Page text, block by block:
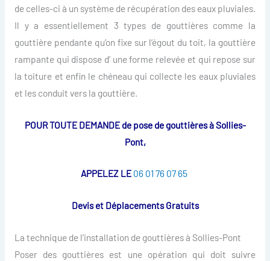
de celles-ci à un système de récupération des eaux pluviales.
Il y a essentiellement 3 types de gouttières comme la
gouttière pendante qu’on fixe sur l’égout du toit, la gouttière
rampante qui dispose d’ une forme relevée et qui repose sur
la toiture et enfin le chéneau qui collecte les eaux pluviales
et les conduit vers la gouttière.
POUR TOUTE DEMANDE de pose de gouttières à Sollies-
Pont,
APPELEZ LE 06 01 76 07 65
Devis et Déplacements Gratuits
La technique de l’installation de gouttières à Sollies-Pont
Poser des gouttières est une opération qui doit suivre